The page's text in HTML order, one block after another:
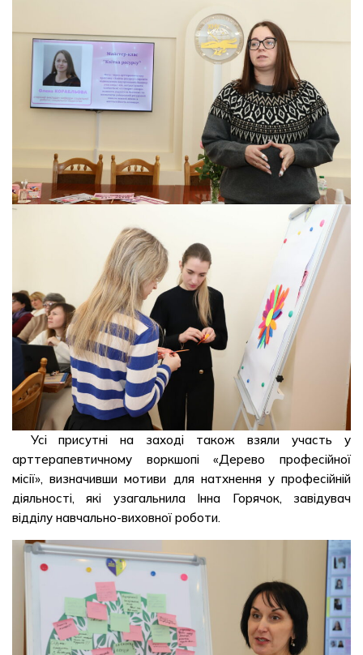
Усі присутні на заході також взяли участь у
арттерапевтичному воркшопі «Дерево професійної
місії», визначивши мотиви для натхнення у професійній
діяльності, які узагальнила Інна Горячок, завідувач
відділу навчально-виховної роботи.